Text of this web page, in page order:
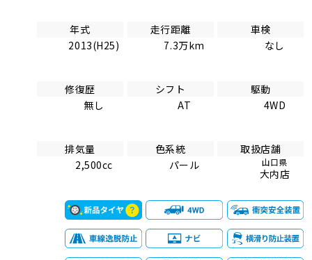
年式
2013(H25)
走行距離
7.3万km
車検
なし
修復歴
無し
シフト
AT
駆動
4WD
排気量
2,500cc
色系統
パール
取扱店舗
山口県
大内店